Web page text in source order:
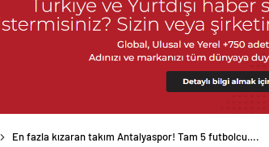
En fazla kızaran takım Antalyaspor! Tam 5 futbolcu….